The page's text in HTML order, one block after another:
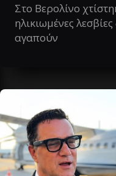
Στο Βερολίνο
ηλικιωμένες
αγαπούν